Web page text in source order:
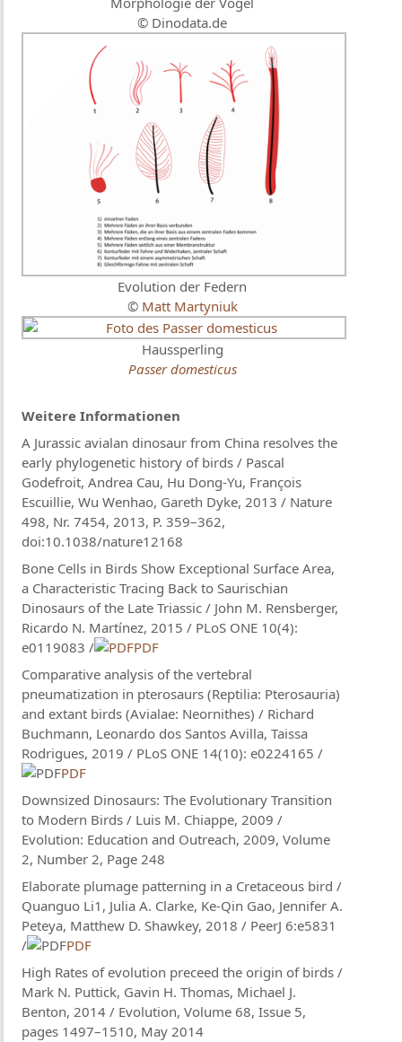
© Dinodata.de
Evolution der Federn
© Matt Martyniuk
Haussperling
Passer domesticus
Weitere Informationen
A Jurassic avialan dinosaur from China resolves the
early phylogenetic history of birds / Pascal
Godefroit, Andrea Cau, Hu Dong-Yu, François
Escuillie, Wu Wenhao, Gareth Dyke, 2013 / Nature
498, Nr. 7454, 2013, P. 359–362,
doi:10.1038/nature12168
Bone Cells in Birds Show Exceptional Surface Area,
a Characteristic Tracing Back to Saurischian
Dinosaurs of the Late Triassic / John M. Rensberger,
Ricardo N. Martínez, 2015 / PLoS ONE 10(4):
e0119083 /
PDF
Comparative analysis of the vertebral
pneumatization in pterosaurs (Reptilia: Pterosauria)
and extant birds (Avialae: Neornithes) / Richard
Buchmann, Leonardo dos Santos Avilla, Taissa
Rodrigues, 2019 / PLoS ONE 14(10): e0224165 /
PDF
Downsized Dinosaurs: The Evolutionary Transition
to Modern Birds / Luis M. Chiappe, 2009 /
Evolution: Education and Outreach, 2009, Volume
2, Number 2, Page 248
Elaborate plumage patterning in a Cretaceous bird /
Quanguo Li1, Julia A. Clarke, Ke-Qin Gao, Jennifer A.
Peteya, Matthew D. Shawkey, 2018 / PeerJ 6:e5831
/
PDF
High Rates of evolution preceed the origin of birds /
Mark N. Puttick, Gavin H. Thomas, Michael J.
Benton, 2014 / Evolution, Volume 68, Issue 5,
pages 1497–1510, May 2014